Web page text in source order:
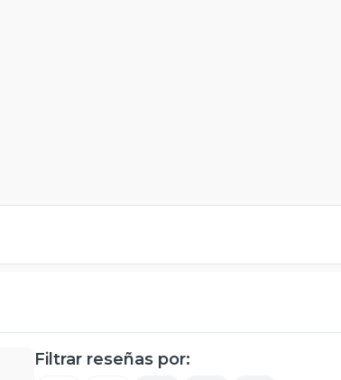
Filtrar reseñas por: